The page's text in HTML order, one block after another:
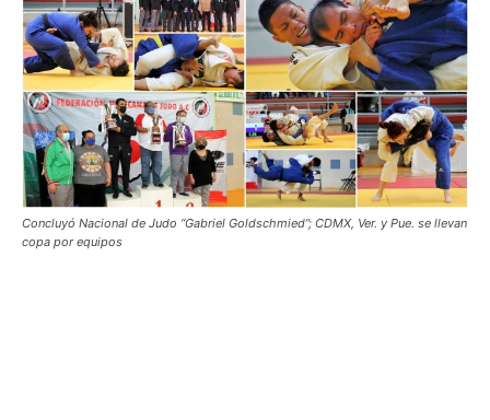
Concluyó Nacional de Judo “Gabriel Goldschmied”; CDMX, Ver. y Pue. se llevan
copa por equipos